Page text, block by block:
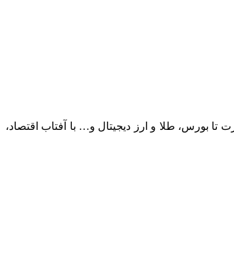
تا بورس، طلا و ارز دیجیتال و… با آفتاب اقتصاد،